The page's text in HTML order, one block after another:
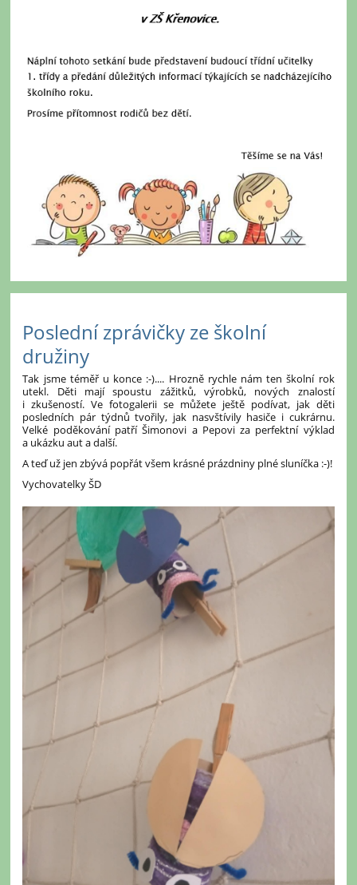
Poslední zprávičky ze školní
družiny
Tak jsme téměř u konce :-).... Hrozně rychle nám ten školní rok
utekl. Děti mají spoustu zážitků, výrobků, nových znalostí
i zkušeností. Ve fotogalerii se můžete ještě podívat, jak děti
posledních pár týdnů tvořily, jak nasvštívily hasiče i cukrárnu.
Velké poděkování patří Šimonovi a Pepovi za perfektní výklad
a ukázku aut a další.
A teď už jen zbývá popřát všem krásné prázdniny plné sluníčka :-)!
Vychovatelky ŠD